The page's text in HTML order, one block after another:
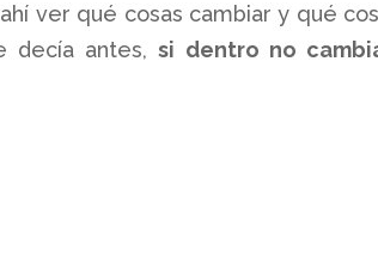
ver qué cosas cambiar y qué
decía antes,si dentro no